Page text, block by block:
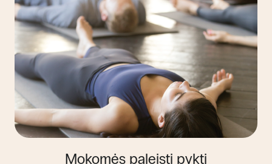
Mokomės paleisti pyktį